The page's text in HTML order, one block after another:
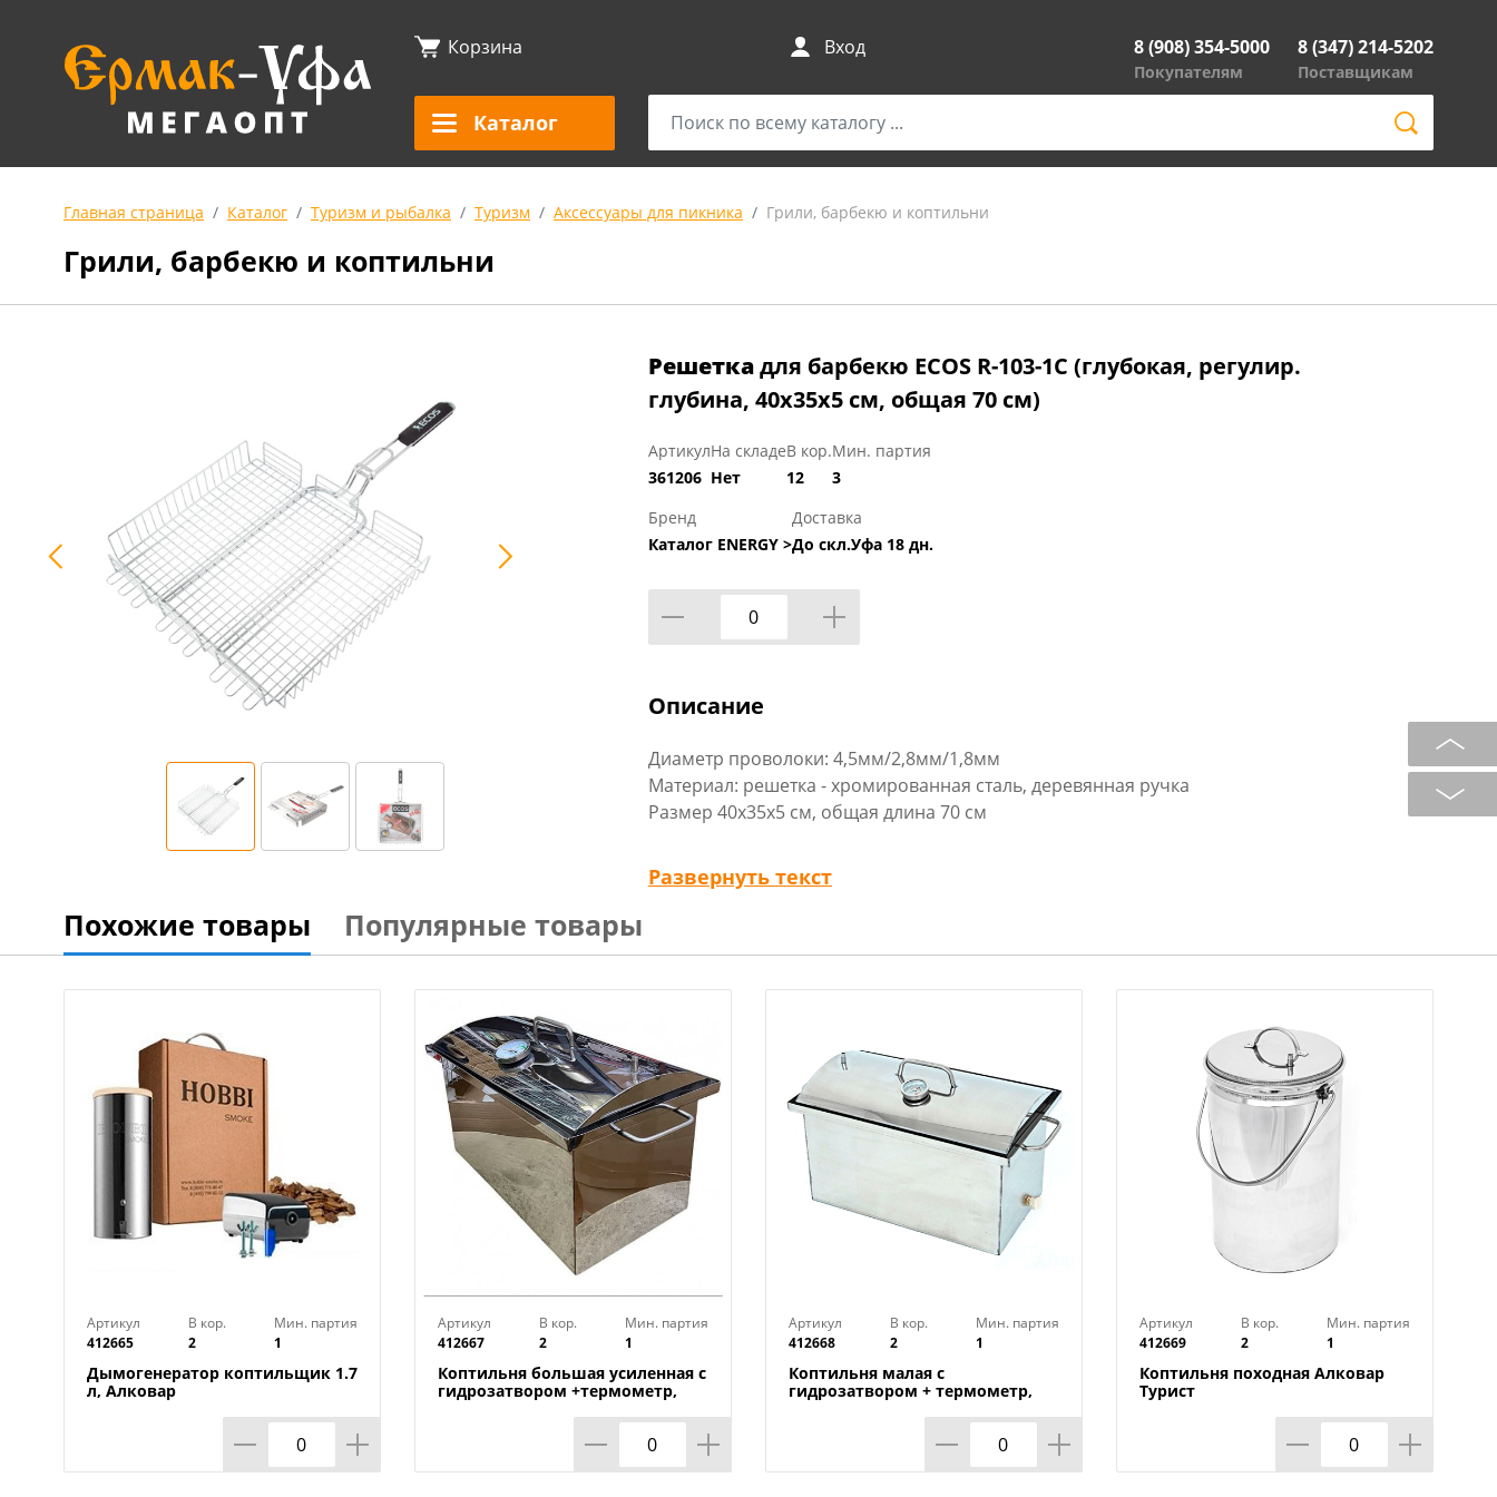
Корзина Вход 8 (908) 354-5000
Покупателям
8 (347) 214-5202
Поставщикам
Каталог
Главная страница Каталог Туризм и рыбалка Туризм Аксессуары для пикника Грили, барбекю и коптильни
Грили, барбекю и коптильни
Решеткадля барбекю ECOS R-103-1C (глубокая, регулир.
глубина, 40х35х5 см, общая 70 см)
Артикул
361206
На складе
Нет
В кор.
12
Мин. партия
3
Бренд
Каталог ENERGY >
Доставка
До скл.Уфа 18 дн.
Описание
Диаметр проволоки: 4,5мм/2,8мм/1,8мм
Материал: решетка - хромированная сталь, деревянная ручка
Размер 40х35х5 см, общая длина 70 см
Глубокая и регулируемая по высоте решетка для барбекю поможет легко
приготовить вкуснейшие блюда на открытом огне. Удобная деревянная
Опахало для раздувания гриля и мангала в подарок!
Развернуть текст
Похожие товары Популярные товары
Артикул
412665
В кор.
2
Мин. партия
1
Дымогенератор коптильщик 1.7
л, Алковар
Артикул
412667
В кор.
2
Мин. партия
1
Коптильня большая усиленная с
гидрозатвором +термометр,
Артикул
412668
В кор.
2
Мин. партия
1
Коптильня малая с
гидрозатвором + термометр,
Артикул
412669
В кор.
2
Мин. партия
1
Коптильня походная Алковар
Турист